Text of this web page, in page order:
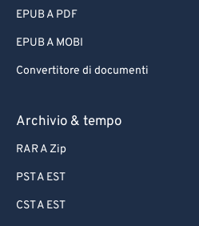
EPUB A PDF
EPUB A MOBI
Convertitore di documenti
Archivio & tempo
RAR A Zip
PST A EST
CST A EST